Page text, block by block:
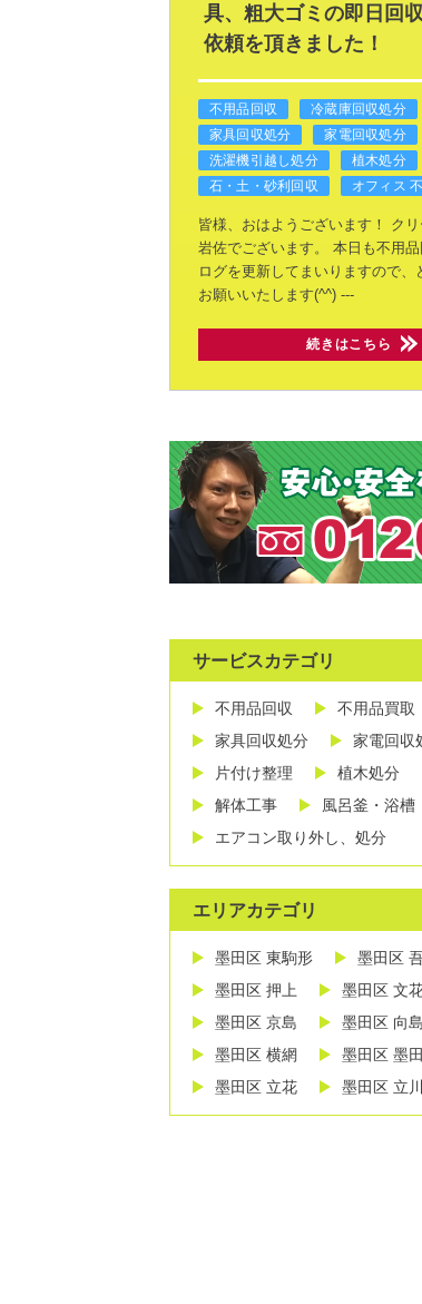
具、粗大ゴミの即日回
依頼を頂きました！
不用品回収
冷蔵庫回収処分
家具回収処分
家電回収処分
洗濯機引越し処分
植木処分
石・土・砂利回収
オフィス
皆様、おはようございます！
ク
岩佐でございます。
本日も不用
ログを更新してまいりますので、
お願いいたします(^^) ---
続きはこちら
サービスカテゴリ
不用品回収 不用品買取
家具回収処分
家電回収
片付け整理
植木処分
解体工事
風呂釜・浴
エアコン取り外し、処分
エリアカテゴリ
墨田区 東駒形 墨田区
墨田区 押上
墨田区 文
墨田区 京島
墨田区 向島
墨田区 横網
墨田区 墨田
墨田区 立花
墨田区 立川